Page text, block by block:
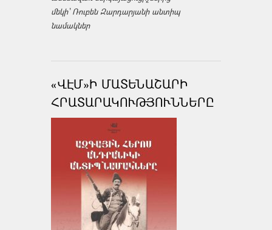
մեկի՝ Ռուբեն Զարդարյանի անտիպ
նամակներ
«ՎԷՄ»Ի ՄԱՏԵՆԱՇԱՐԻ
ՀՐԱՏԱՐԱԿՈՒԹՅՈՒՆՆԵՐԸ